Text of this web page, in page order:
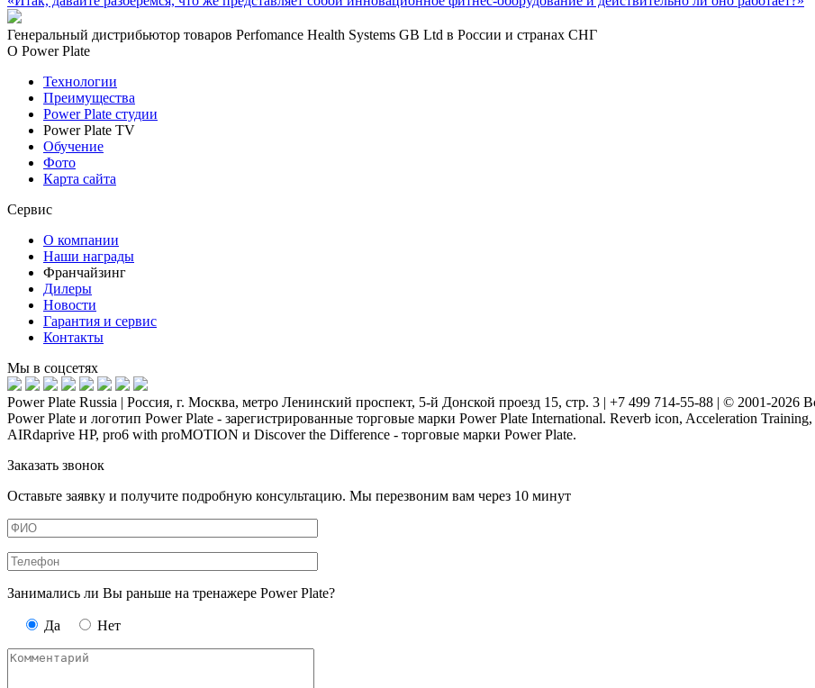
Генеральный дистрибьютор товаров Perfomance Health Systems GB Ltd в России и странах СНГ
О Power Plate
Технологии
Преимущества
Power Plate студии
Power Plate TV
Обучение
Фото
Карта сайта
Сервис
О компании
Наши награды
Франчайзинг
Дилеры
Новости
Гарантия и сервис
Контакты
Мы в соцсетях
Power Plate Russia | Россия, г. Москва, метро Ленинский проспект, 5-й Донской проезд 15, стр. 3 | +7 499 714-55-88 | © 2001-2026
Power Plate и логотип Power Plate - зарегистрированные торговые марки Power Plate International. Reverb icon, Acceleration
AIRdaprive HP, pro6 with proMOTION и Discover the Difference - торговые марки Power Plate.
Заказать звонок
Оставьте заявку и получите подробную консультацию. Мы перезвоним вам через 10 минут
Занимались ли Вы раньше на тренажере Power Plate?
Да Нет